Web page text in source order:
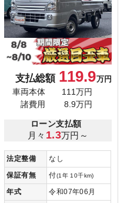
支払総額 119.9万円
車両本体
111万円
諸費用
8.9万円
ローン支払額
月々 1.3万円～
法定整備
なし
保証有無
付(1年 10千km)
年式
令和07年06月